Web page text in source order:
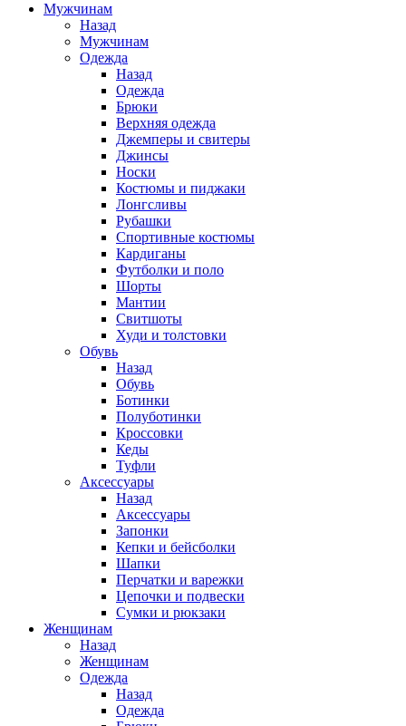
Мужчинам
Назад
Мужчинам
Одежда
Назад
Одежда
Брюки
Верхняя одежда
Джемперы и свитеры
Джинсы
Носки
Костюмы и пиджаки
Лонгсливы
Рубашки
Спортивные костюмы
Кардиганы
Футболки и поло
Шорты
Мантии
Свитшоты
Худи и толстовки
Обувь
Назад
Обувь
Ботинки
Полуботинки
Кроссовки
Кеды
Туфли
Аксессуары
Назад
Аксессуары
Запонки
Кепки и бейсболки
Шапки
Перчатки и варежки
Цепочки и подвески
Сумки и рюкзаки
Женщинам
Назад
Женщинам
Одежда
Назад
Одежда